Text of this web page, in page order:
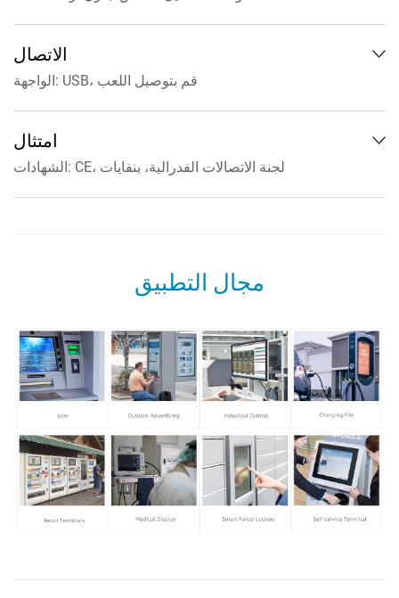
كائن اللمس: قطره> 7 مم
درجة حرارة التشغيل: -10 درجة مئوية إلى 50 درجة مئوية
الاتصال
الواجهة: USB، قم بتوصيل اللعب
امتثال
الشهادات: CE، لجنة الاتصالات الفدرالية، بنفايات
الأداء: لا تدخل، ومكافحة الضوء
مجال التطبيق